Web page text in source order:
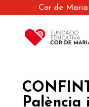
Cor de Maria
Palència